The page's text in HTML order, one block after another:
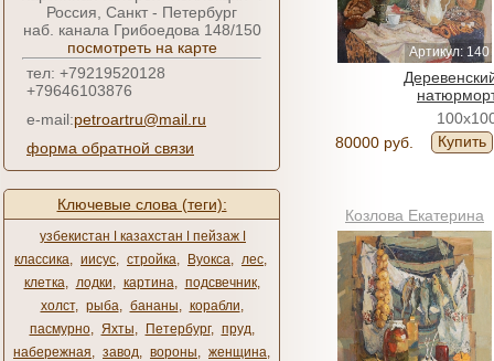
Россия, Санкт - Петербург
наб. канала Грибоедова 148/150
посмотреть на карте
тел: +79219520128
+79646103876
e-mail:petroartru@mail.ru
форма обратной связи
Ключевые слова (теги):
узбекистан ǀ казахстан ǀ пейзаж ǀ
классика, иисус, стройка, Вуокса, лес,
клетка, лодки, картина, подсвечник,
холст, рыба, бананы, корабли,
пасмурно, Яхты, Петербург, пруд,
набережная, завод, вороны, женщина,
Артикул: 140
80000 руб.
Купить
Козлова Екатерина